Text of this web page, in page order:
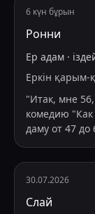
6 күн бұрын
Ронни
Ер адам ·
Еркін қарым-
"Итак, мне
комедию
даму от 47
30.07.2026
Слай